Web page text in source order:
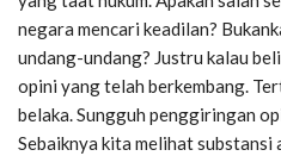
negara mencari keadilan?
undang-undang? Justru kalau
opini yang telah berkembang.
belaka. Sungguh penggiringan
Sebaiknya kita melihat substansi